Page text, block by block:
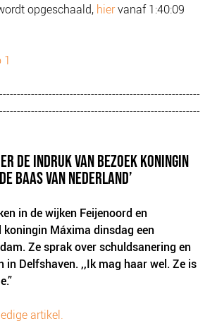
opgeschaald, hiervanaf 1:40:09
1
DE INDRUK VAN BEZOEK KONINGIN
BAAS VAN NEDERLAND’
in de wijken Feijenoord en
koningin Máxima dinsdag een
Ze sprak over schuldsanering en
in Delfshaven. ,,Ik mag haar wel. Ze is
artikel.